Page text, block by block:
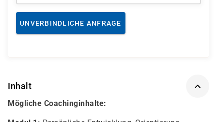
UNVERBINDLICHE ANFRAGE
Inhalt
Mögliche Coachinginhalte: